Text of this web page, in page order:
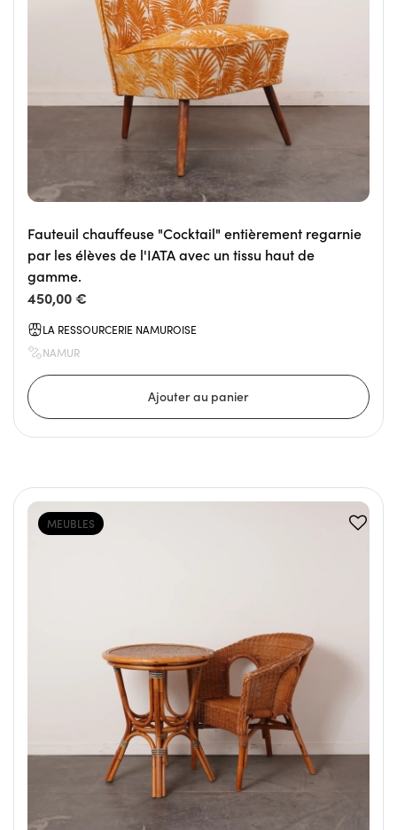
Fauteuil chauffeuse "Cocktail" entièrement regarnie
par les élèves de l'IATA avec un tissu haut de
gamme.
450,00 €
LA RESSOURCERIE NAMUROISE
NAMUR
MEUBLES